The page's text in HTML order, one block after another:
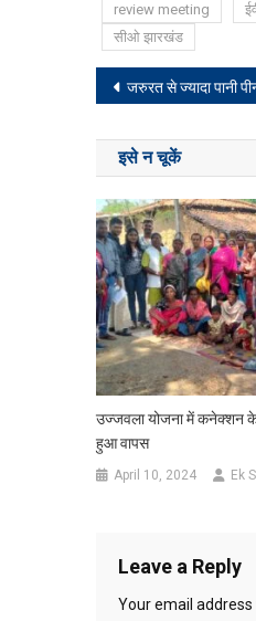
review meeting
सीओ झारखंड
Post
navigation
जरुरत से ज्यादा पानी पीना हो सकता है नुकसान,
इसे न चूकें
उज्जवला योजना में कनेक्शन के
हुआ वापस
April 10, 2024 Ek
Leave a Reply
Your email address